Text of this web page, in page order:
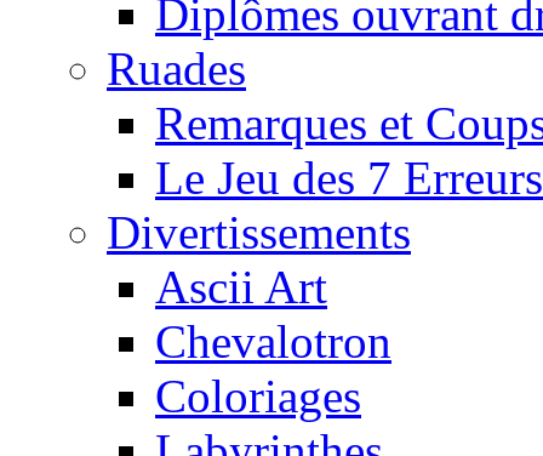
Diplômes ouvrant
Ruades
Remarques et
Le Jeu des 7 Erreurs
Divertissements
Ascii Art
Chevalotron
Coloriages